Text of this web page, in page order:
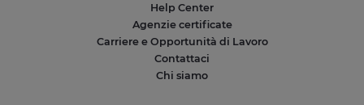
Help Center
Agenzie certificate
Carriere e Opportunità di Lavoro
Contattaci
Chi siamo